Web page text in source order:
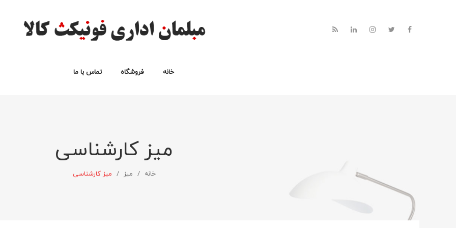
خانه فروشگاه تماس با ما
میز کارشناسی
خانه / میز / میز کارشناسی